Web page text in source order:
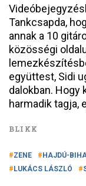
Tankcsapda,
annak a 10
közösségi
együttest, Sidi
dalokban. Hogy
harmadik tagja,
BLIKK
ZENE HAJDÚ-
LUKÁCS LÁSZLÓ